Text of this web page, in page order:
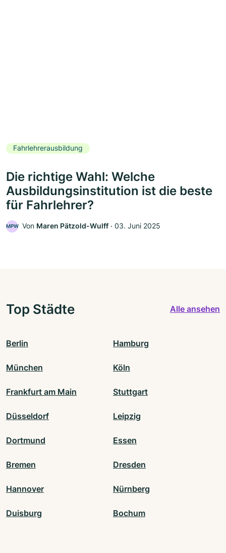
Fahrlehrerausbildung
Die richtige Wahl: Welche
Ausbildungsinstitution ist die beste
für Fahrlehrer?
MPW Von Maren Pätzold-Wulff ‧ 03. Juni 2025
Top Städte Alle ansehen
Berlin Hamburg
München Köln
Frankfurt am Main Stuttgart
Düsseldorf Leipzig
Dortmund Essen
Bremen Dresden
Hannover Nürnberg
Duisburg Bochum